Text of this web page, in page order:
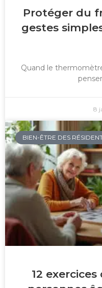
Protéger du
gestes
Quand le
8
BIEN-ÊTRE DES
12